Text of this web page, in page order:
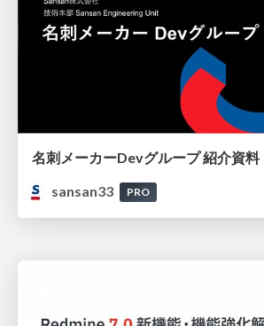
名刺メーカーDevグループ 紹介資料
sansan33
PRO